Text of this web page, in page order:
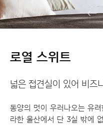
로열 스위트
넓은 접견실이 있어 비즈
동양의 멋이 우러나오는 유
라한 울산에서 단 3실 밖에